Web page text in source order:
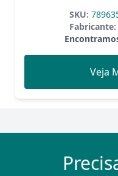
SKU:
Fabricante:
Veja